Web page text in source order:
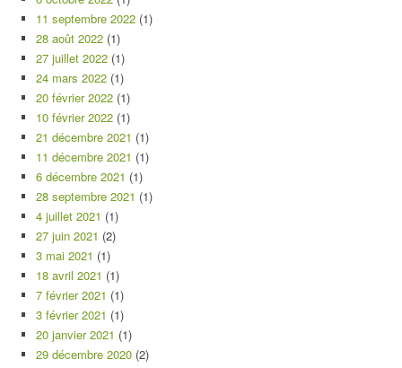
11 septembre 2022 (1)
28 août 2022 (1)
27 juillet 2022 (1)
24 mars 2022 (1)
20 février 2022 (1)
10 février 2022 (1)
21 décembre 2021 (1)
11 décembre 2021 (1)
6 décembre 2021 (1)
28 septembre 2021 (1)
4 juillet 2021 (1)
27 juin 2021 (2)
3 mai 2021 (1)
18 avril 2021 (1)
7 février 2021 (1)
3 février 2021 (1)
20 janvier 2021 (1)
29 décembre 2020 (2)